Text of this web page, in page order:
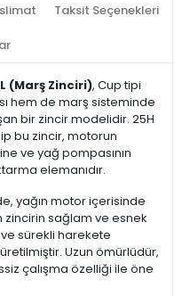
Taksit Seçenekleri
(Marş Zinciri), Cup tipi
hem de marş sisteminde
bir zincir modelidir. 25H
bu zincir, motorun
ve yağ pompasının
elemanıdır.
yağın motor içerisinde
sağlam ve esnek
ve sürekli harekete
Uzun ömürlüdür,
çalışma özelliği ile öne